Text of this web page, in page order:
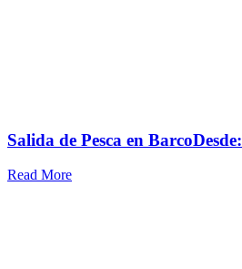
Salida de Pesca en BarcoDesde:
Read More